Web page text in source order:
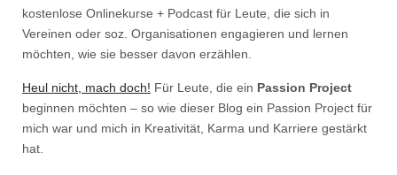
kostenlose Onlinekurse + Podcast für Leute, die sich in
Vereinen oder soz. Organisationen engagieren und lernen
möchten, wie sie besser davon erzählen.
Heul nicht, mach doch! Für Leute, die ein Passion Project
beginnen möchten – so wie dieser Blog ein Passion Project für
mich war und mich in Kreativität, Karma und Karriere gestärkt
hat.